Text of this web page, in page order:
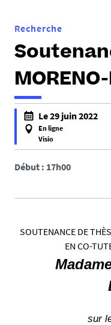
Recherche
h
p
s
/
Le 29 juin 2022
En ligne
Visio
f
a
a
Début : 17h00
SOUTENANCE DE
EN CO-
sur